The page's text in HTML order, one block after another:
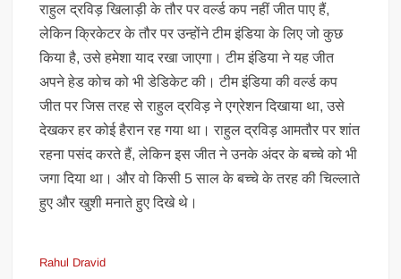
राहुल द्रविड़ खिलाड़ी के तौर पर वर्ल्ड कप नहीं जीत पाए हैं,
लेकिन क्रिकेटर के तौर पर उन्होंने टीम इंडिया के लिए जो कुछ
किया है, उसे हमेशा याद रखा जाएगा। टीम इंडिया ने यह जीत
अपने हेड कोच को भी डेडिकेट की। टीम इंडिया की वर्ल्ड कप
जीत पर जिस तरह से राहुल द्रविड़ ने एग्रेशन दिखाया था, उसे
देखकर हर कोई हैरान रह गया था। राहुल द्रविड़ आमतौर पर शांत
रहना पसंद करते हैं, लेकिन इस जीत ने उनके अंदर के बच्चे को भी
जगा दिया था। और वो किसी 5 साल के बच्चे के तरह की चिल्लाते
हुए और खुशी मनाते हुए दिखे थे।
Rahul Dravid